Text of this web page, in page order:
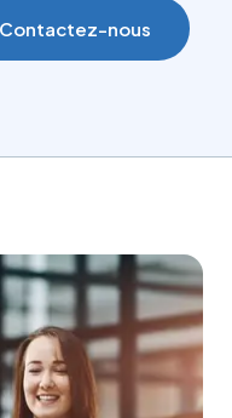
Contactez-nous